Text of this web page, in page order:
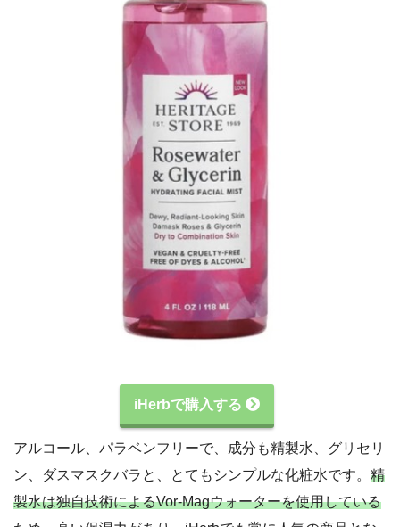
iHerbで購入する
アルコール、パラベンフリーで、成分も精製水、グリセリ
ン、ダスマスクバラと、とてもシンプルな化粧水です。 精
製水は独自技術によるVor-Magウォーターを使用している